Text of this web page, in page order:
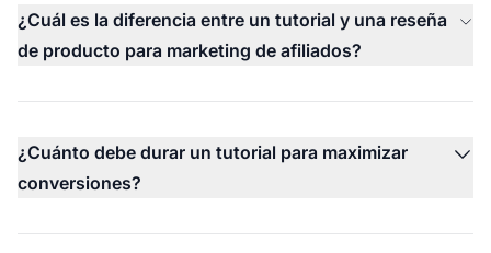
¿Cuál es la diferencia entre un tutorial y una reseña
de producto para marketing de afiliados?
¿Cuánto debe durar un tutorial para maximizar
conversiones?